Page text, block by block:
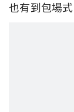
也有到包場